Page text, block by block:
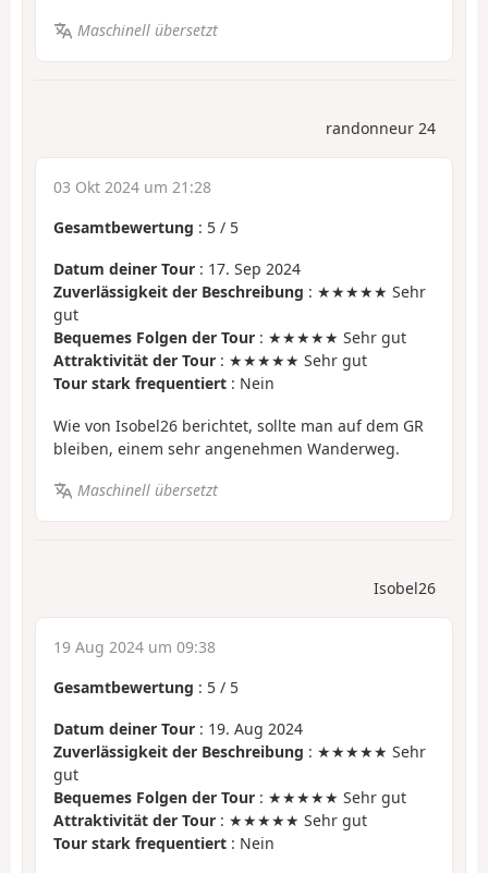
Maschinell übersetzt
randonneur 24
03 Okt 2024 um 21:28
Gesamtbewertung : 5 / 5
Datum deiner Tour : 17. Sep 2024
Zuverlässigkeit der Beschreibung : ★★★★★ Sehr
gut
Bequemes Folgen der Tour : ★★★★★ Sehr gut
Attraktivität der Tour : ★★★★★ Sehr gut
Tour stark frequentiert : Nein
Wie von Isobel26 berichtet, sollte man auf dem GR
bleiben, einem sehr angenehmen Wanderweg.
Maschinell übersetzt
Isobel26
19 Aug 2024 um 09:38
Gesamtbewertung : 5 / 5
Datum deiner Tour : 19. Aug 2024
Zuverlässigkeit der Beschreibung : ★★★★★ Sehr
gut
Bequemes Folgen der Tour : ★★★★★ Sehr gut
Attraktivität der Tour : ★★★★★ Sehr gut
Tour stark frequentiert : Nein